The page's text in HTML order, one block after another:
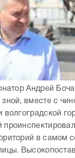
Андрей
вместе с
волгоградской
в самом